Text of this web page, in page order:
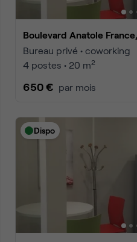
Boulevard Anatole
Bureau privé • coworking
4 postes • 20 m2
650 € par mois
Dispo